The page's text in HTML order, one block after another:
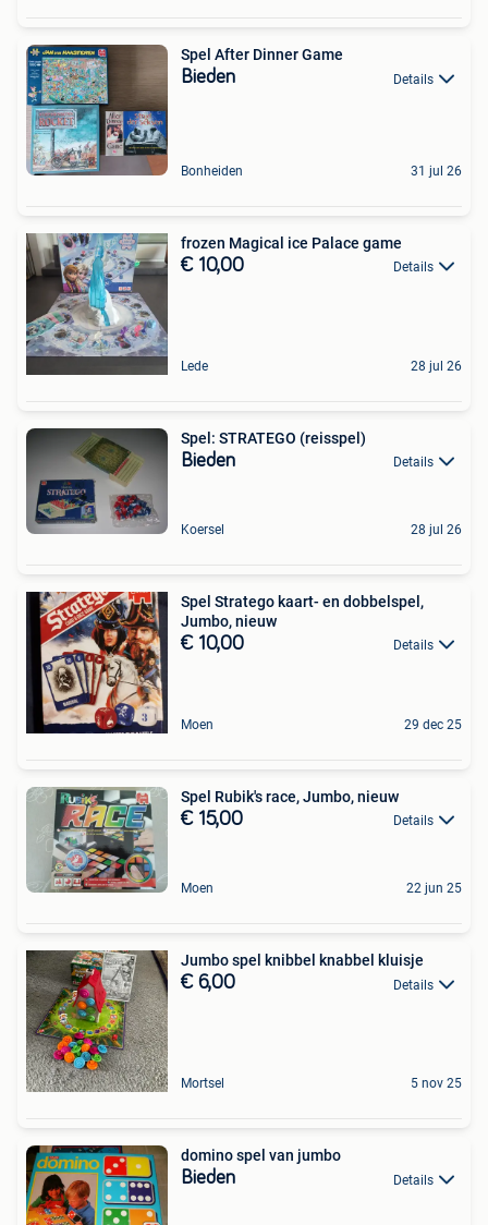
Spel After Dinner Game
Bieden Details
Bonheiden 31 jul 26
frozen Magical ice Palace game
€ 10,00 Details
Lede 28 jul 26
Spel: STRATEGO (reisspel)
Bieden Details
Koersel 28 jul 26
Spel Stratego kaart- en dobbelspel,
Jumbo, nieuw
€ 10,00 Details
Moen 29 dec 25
Spel Rubik's race, Jumbo, nieuw
€ 15,00 Details
Moen 22 jun 25
Jumbo spel knibbel knabbel kluisje
€ 6,00 Details
Mortsel 5 nov 25
domino spel van jumbo
Bieden Details